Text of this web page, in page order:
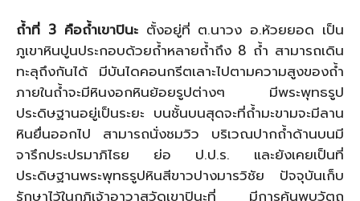
ถ้ำที่ 3 คือถ้ำเขาปินะตั้งอยู่ที่ ต.นาวง อ.ห้วยยอด เป็น
ภูเขาหินปูนประกอบด้วยถ้ำหลายถ้ำถึง 8 ถ้ำ สามารถเดิน
ทะลุถึงกันได้ มีบันไดคอนกรีตเลาะไปตามความสูงของถ้ำ
ภายในถ้ำจะมีหินงอกหินย้อยรูปต่างๆ มีพระพุทธรูป
ประดิษฐานอยู่เป็นระยะ บนชั้นบนสุดจะที่ถ้ำมะขามจะมีลาน
หินยื่นออกไป สามารถนั่งชมวิว บริเวณปากถ้ำด้านบนมี
จารึกประปรมาภิไธย ย่อ ป.ป.ร. และยังเคยเป็นที่
ประดิษฐานพระพุทธรูปหินสีขาวปางมารวิชัย ปัจจุบันเก็บ
รักษาไว้ในกุฏิเจ้าอาวาสวัดเขาปินะที่ มีการค้นพบวัตถุ